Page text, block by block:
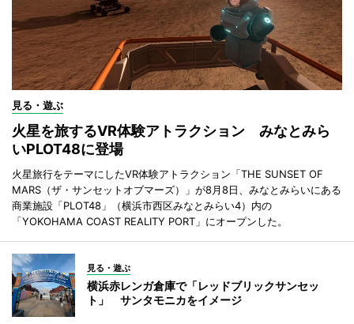
見る・遊ぶ
火星を旅するVR体験アトラクション みなとみら
いPLOT48に登場
火星旅行をテーマにしたVR体験アトラクション「THE SUNSET OF
MARS（ザ・サンセットオブマーズ）」が8月8日、みなとみらいにある
商業施設「PLOT48」（横浜市西区みなとみらい4）内の
「YOKOHAMA COAST REALITY PORT」にオープンした。
見る・遊ぶ
横浜赤レンガ倉庫で「レッドブリックサンセッ
ト」 サンタモニカをイメージ